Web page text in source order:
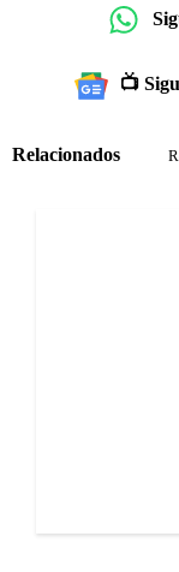
📺
Relacionados